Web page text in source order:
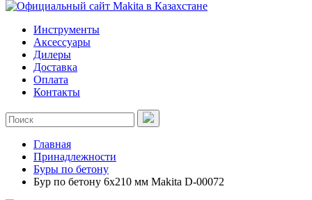
Инструменты
Аксессуары
Дилеры
Доставка
Оплата
Контакты
Главная
Принадлежности
Буры по бетону
Бур по бетону 6x210 мм Makita D-00072